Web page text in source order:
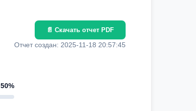
50%
📄 Скачать отчет PDF
Отчет создан: 2025-11-18 20:57:45